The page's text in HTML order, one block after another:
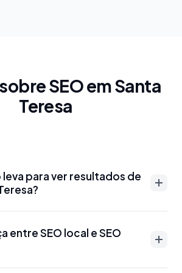
SEO em Santa
Teresa
para ver resultados de
meses para palavras-chave
Para termos mais disputados
Teresa' ou 'dentista Santa
entre SEO local e SEO